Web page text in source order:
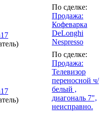
По сделке:
Продажа:
Кофеварка
DeLonghi
Nespresso
По сделке:
Продажа:
Телевизор
переносной ч/
белый ,
диагональ 7",
неисправно.